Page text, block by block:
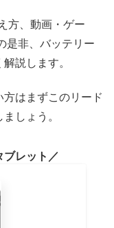
方、動画・ゲー
是非、バッテリー
説します。
はまずこのリード
しょう。
ブレット